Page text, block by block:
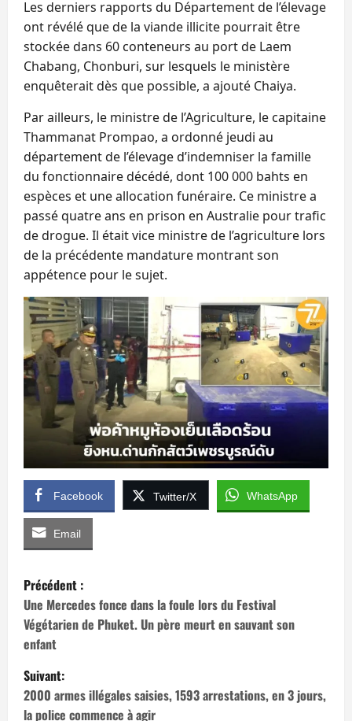
Les derniers rapports du Département de l’élevage
ont révélé que de la viande illicite pourrait être
stockée dans 60 conteneurs au port de Laem
Chabang, Chonburi, sur lesquels le ministère
enquêterait dès que possible, a ajouté Chaiya.
Par ailleurs, le ministre de l’Agriculture, le capitaine
Thammanat Prompao, a ordonné jeudi au
département de l’élevage d’indemniser la famille
du fonctionnaire décédé, dont 100 000 bahts en
espèces et une allocation funéraire. Ce ministre a
passé quatre ans en prison en Australie pour trafic
de drogue. Il était vice ministre de l’agriculture lors
de la précédente mandature montrant son
appétence pour le sujet.
Facebook Twitter/X WhatsApp
Email
N
a
v
i
g
Précédent :
Une Mercedes fonce dans la foule lors du Festival
Végétarien de Phuket. Un père meurt en sauvant son
enfant
Suivant:
2000 armes illégales saisies, 1593 arrestations, en 3 jours,
la police commence à agir